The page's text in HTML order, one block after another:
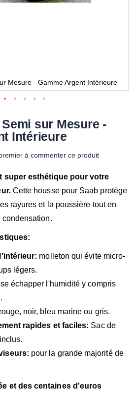
Mesure - Gamme Argent Intérieure
sur Mesure -
Intérieure
à commenter ce produit
super esthétique pour votre
Cette housse pour Saab protège
rayures et la poussière tout en
condensation.
molleton qui évite micro-
légers.
échapper l'humidité y compris
rouge, noir, bleu marine ou gris.
rapides et faciles: Sac de
pour la grande majorité de
et des centaines d'euros